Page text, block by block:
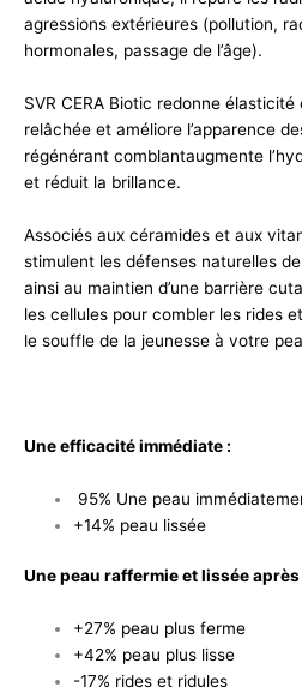
agressions extérieures (pollution,
hormonales, passage de l’âge).
SVR CERA Biotic redonne
relâchée et améliore l’apparence
régénérant comblantaugmente
et réduit la brillance.
Associés aux céramides et aux
stimulent les défenses naturelles
ainsi au maintien d’une barrière
les cellules pour combler les rides
le souffle de la jeunesse à votre
Une efficacité immédiate :
95% Une peau
+14% peau lissée
Une peau raffermie et lissée après
+27% peau plus ferme
+42% peau plus lisse
-17% rides et ridules